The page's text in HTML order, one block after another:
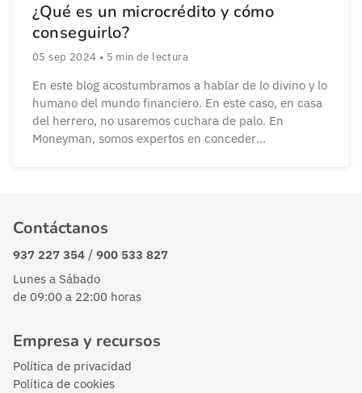
¿Qué es un microcrédito y cómo
conseguirlo?
05 sep 2024 • 5 min de lectura
En este blog acostumbramos a hablar de lo divino y lo
humano del mundo financiero. En este caso, en casa
del herrero, no usaremos cuchara de palo. En
Moneyman, somos expertos en conceder
Contáctanos
937 227 354 / 900 533 827
Lunes a Sábado
de 09:00 a 22:00 horas
Empresa y recursos
Política de privacidad
Política de cookies